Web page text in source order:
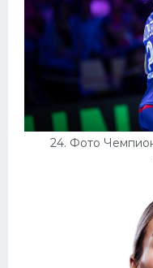
24. Фото